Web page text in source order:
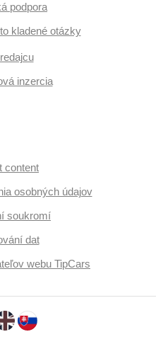
podpora
kladené otázky
inzercia
content
osobných údajov
soukromí
dat
webu TipCars